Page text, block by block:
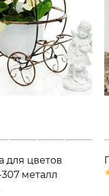
для цветов
307 металл